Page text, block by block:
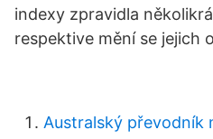
indexy zpravidla
respektive mění se jejich
Australský převodník